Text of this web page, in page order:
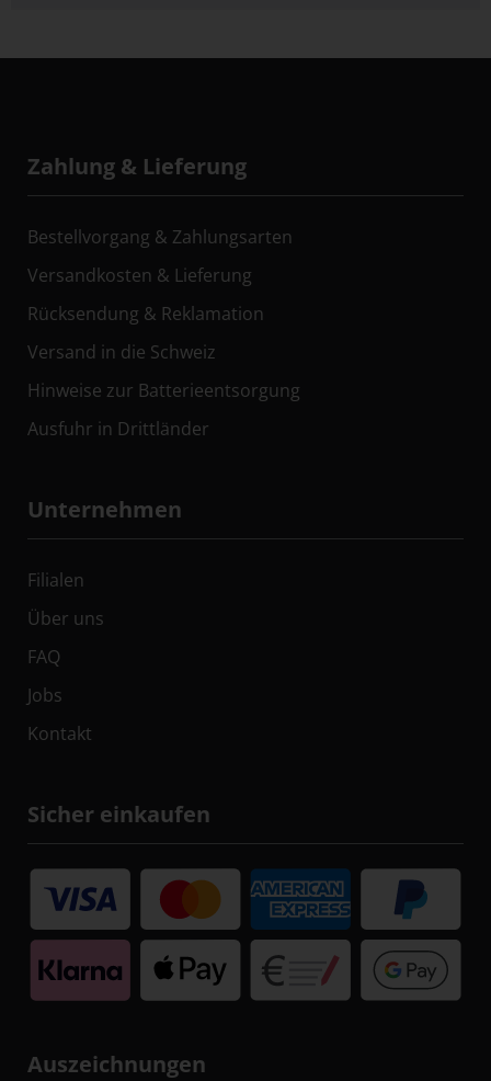
Zahlung & Lieferung
Bestellvorgang & Zahlungsarten
Versandkosten & Lieferung
Rücksendung & Reklamation
Versand in die Schweiz
Hinweise zur Batterieentsorgung
Ausfuhr in Drittländer
Unternehmen
Filialen
Über uns
FAQ
Jobs
Kontakt
Sicher einkaufen
Auszeichnungen